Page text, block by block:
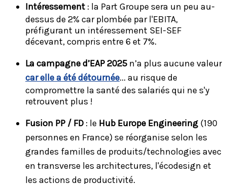
Intéressement : la Part Groupe sera un peu au-
dessus de 2% car plombée par l'EBITA,
préfigurant un intéressement SEI-SEF
décevant, compris entre 6 et 7%.
La campagne d’EAP 2025 n’a plus aucune valeur
car elle a été détournée... au risque de
compromettre la santé des salariés qui ne s'y
retrouvent plus !
Fusion PP / FD : le Hub Europe Engineering (190
personnes en France) se réorganise selon les
grandes familles de produits/technologies avec
en transverse les architectures, l'écodesign et
les actions de productivité.